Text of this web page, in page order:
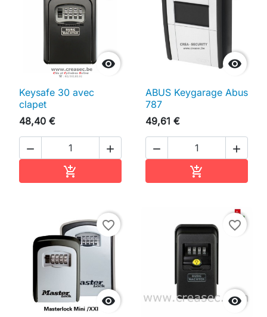

Keysafe 30 avec
clapet
48,40 €
 


ABUS Keygarage Abus
787
49,61 €
 


favorite_border

favorite_border